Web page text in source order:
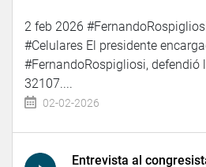
2 feb 2026
#Celulares El presidente
#FernandoRospigliosi, defendió
32107....
02-02-2026
Entrevista al